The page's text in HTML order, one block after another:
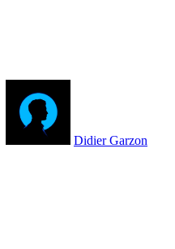
Didier Garzon